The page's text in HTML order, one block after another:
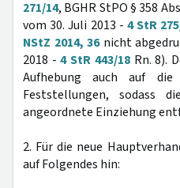
271/14, BGHR StPO § 358
vom 30. Juli 2013 - 4 StR
NStZ 2014, 36nicht
2018 -4 StR 443/18Rn. 8).
Aufhebung auch auf die
Feststellungen, sodass
angeordnete Einziehung
2. Für die neue
auf Folgendes hin: